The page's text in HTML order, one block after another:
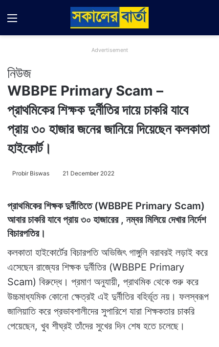
Menu
Advertisement
নিউজ
WBBPE Primary Scam –
প্রাথমিকের শিক্ষক দুর্নীতির দায়ে চাকরি যাবে
প্রায় ৩০ হাজার জনের জানিয়ে দিয়েছেন কলকাতা
হাইকোর্ট।
Probir Biswas 21 December 2022
প্রাথমিকের শিক্ষক দুর্নীতিতে (WBBPE Primary Scam)
আবার চাকরি যাবে প্রায় ৩০ হাজারের , নম্বর মিলিয়ে দেখার নির্দেশ
বিচারপতির।
কলকাতা হাইকোর্টের বিচারপতি অভিজিৎ গাঙ্গুলি বরাবরই লড়াই করে
এসেছেন রাজ্যের শিক্ষক দুর্নীতির (WBBPE Primary
Scam) বিরুদ্ধে। প্রমাণ অনুযায়ী, প্রাথমিক থেকে শুরু করে
উচ্চমাধ্যমিক কোনো ক্ষেত্রই এই দুর্নীতির বহির্ভূত নয়। ফলস্বরূপ
জালিয়াতি করে প্রভাবশালীদের সুপারিশে যারা শিক্ষকতার চাকরি
পেয়েছেন, খুব শীঘ্রই তাঁদের সুখের দিন শেষ হতে চলেছে।